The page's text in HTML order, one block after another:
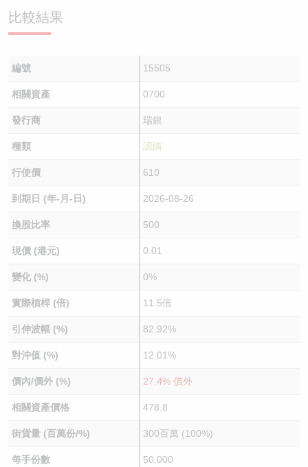
比較結果
編號 15505
相關資產 0700
發行商 瑞銀
種類 認購
行使價 610
到期日 (年-月-日) 2026-08-26
換股比率 500
現價 (港元) 0.01
變化 (%) 0%
實際槓桿 (倍) 11.5倍
引伸波幅 (%) 82.92%
對沖值 (%) 12.01%
價內/價外 (%) 27.4% 價外
相關資產價格 478.8
街貨量 (百萬份/%) 300百萬 (100%)
每手份數 50,000